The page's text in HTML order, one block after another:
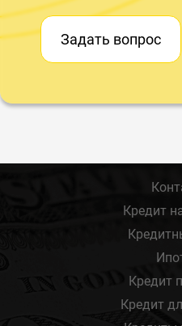
Задать вопрос
Кредит
Кредит
Кредит